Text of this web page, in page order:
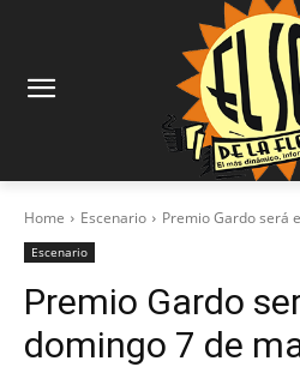
Home Escenario Premio Gardo será
Escenario
Premio Gardo
domingo 7 de